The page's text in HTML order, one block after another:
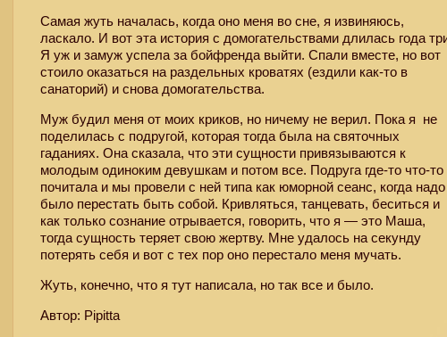
Самая жуть началась, когда оно меня во сне, я извиняюсь,
ласкало. И вот эта история с домогательствами длилась года
Я уж и замуж успела за бойфренда выйти. Спали вместе, но вот
стоило оказаться на раздельных кроватях (ездили как-то в
санаторий) и снова домогательства.
Муж будил меня от моих криков, но ничему не верил. Пока я не
поделилась с подругой, которая тогда была на святочных
гаданиях. Она сказала, что эти сущности привязываются к
молодым одиноким девушкам и потом все. Подруга где-то что-то
почитала и мы провели с ней типа как юморной сеанс, когда надо
было перестать быть собой. Кривляться, танцевать, беситься и
как только сознание отрывается, говорить, что я — это Маша,
тогда сущность теряет свою жертву. Мне удалось на секунду
потерять себя и вот с тех пор оно перестало меня мучать.
Жуть, конечно, что я тут написала, но так все и было.
Автор: Pipitta